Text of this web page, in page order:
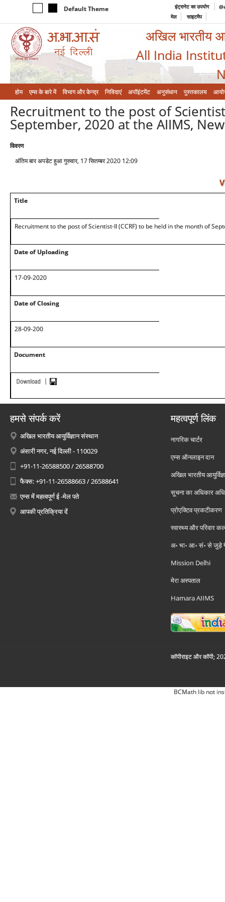
Default Theme इंट्रानेट का उपयोग
मेल
साइटमैप
अखिल भारतीय
All India
होम एम्‍स के बारे में विभाग और केन्‍द्र निविदाएं अपॉइंटमेंट अनुसंधान पुस्तकालय
Recruitment to the post of
September, 2020 at the AIIMS,
विवरण
अंतिम बार अपडेट हुआ गुरुवार, 17 सितम्बर 2020 12:09
Title
Recruitment to the post of Scientist-II (CCRF) to be held in the month of
Date of Uploading
17-09-2020
Date of Closing
28-09-200
Document
हमसे संपर्क करें
अखिल भारतीय आयुर्विज्ञान संस्थान
अंसारी नगर, नई दिल्ली - 110029
+91-11-26588500 / 26588700
फैक्स: +91-11-26588663 / 26588641
एम्स में महत्वपूर्ण ई -मेल पते
आपकी प्रतिक्रिया दें
महत्वपूर्ण लिंक
नागरिक चार्टर
एम्स ऑनलाइन दान
अखिल भारतीय
सूचना का अधिकार
प्रोएक्टिव प्रकटीकरण
स्वास्थ्य और परिवार
अ॰ भा॰ आ॰ सं॰ से जुड़े
Mission Delhi
मेरा अस्पताल
Hamara AIIMS
कॉपीराइट और कॉपी;
BCMath lib not